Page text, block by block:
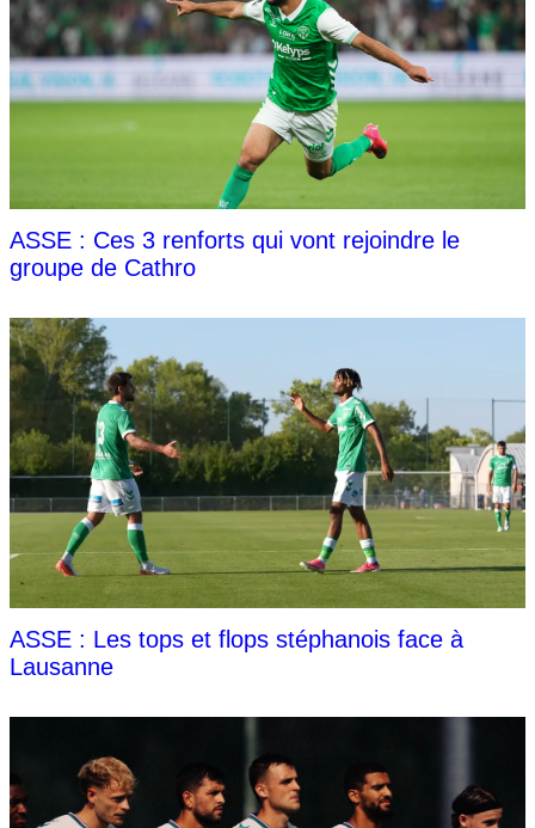
ASSE : Ces 3 renforts qui vont rejoindre le
groupe de Cathro
ASSE : Les tops et flops stéphanois face à
Lausanne